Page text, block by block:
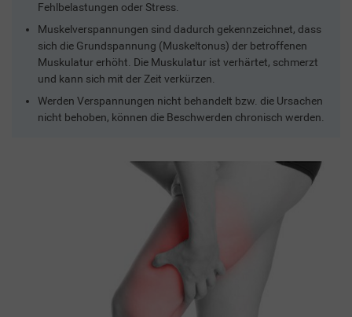
Fehlbelastungen oder Stress.
Muskelverspannungen sind dadurch gekennzeichnet, dass
sich die Grundspannung (Muskeltonus) der betroffenen
Muskulatur erhöht. Die Muskulatur ist verhärtet, schmerzt
und kann sich mit der Zeit verkürzen.
Werden Verspannungen nicht behandelt bzw. die Ursachen
nicht behoben, können die Beschwerden chronisch werden.